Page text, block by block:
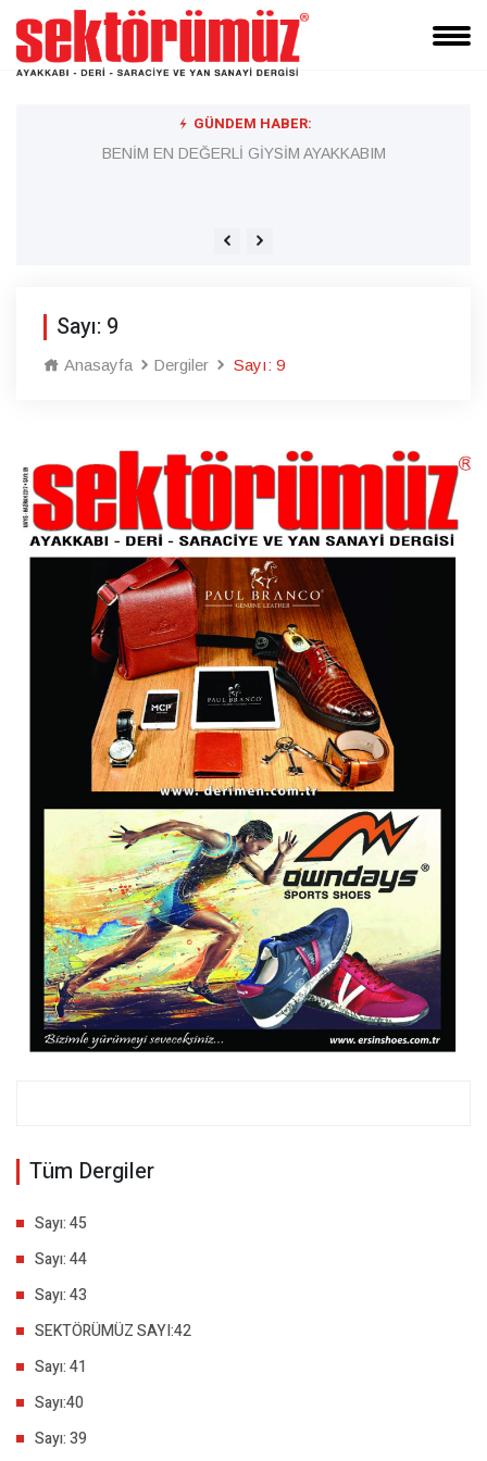
GÜNDEM HABER:
BENİM EN DEĞERLİ GİYSİM AYAKKABIM
Sayı: 9
Anasayfa Dergiler Sayı: 9
Tüm Dergiler
Sayı: 45
Sayı: 44
Sayı: 43
SEKTÖRÜMÜZ SAYI:42
Sayı: 41
Sayı:40
Sayı: 39